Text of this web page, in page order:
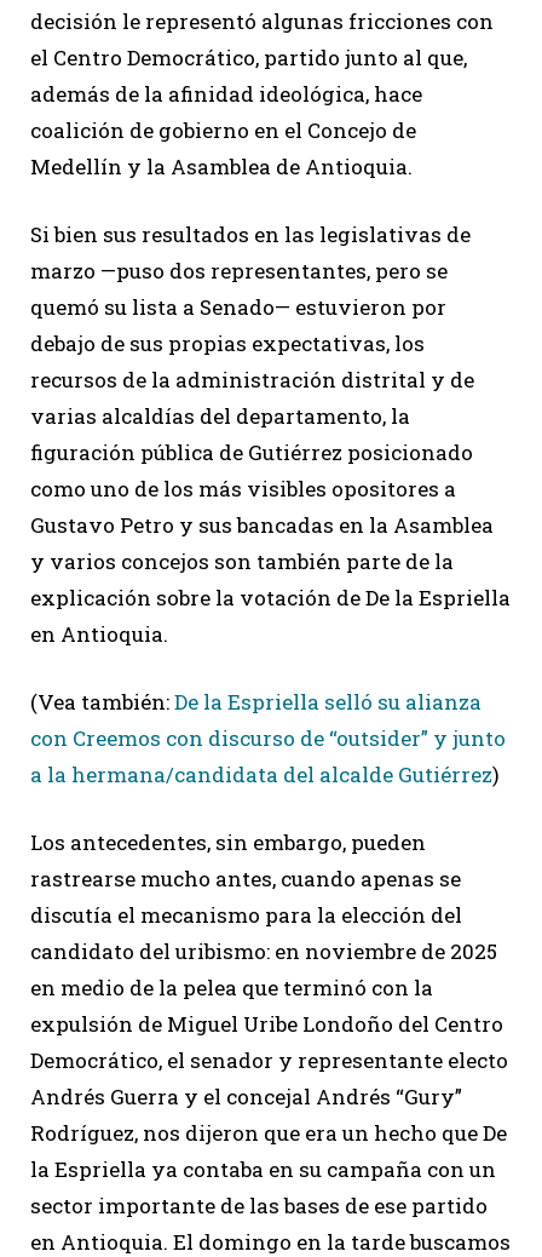
decisión le representó algunas fricciones con
el Centro Democrático, partido junto al que,
además de la afinidad ideológica, hace
coalición de gobierno en el Concejo de
Medellín y la Asamblea de Antioquia.
Si bien sus resultados en las legislativas de
marzo —puso dos representantes, pero se
quemó su lista a Senado— estuvieron por
debajo de sus propias expectativas, los
recursos de la administración distrital y de
varias alcaldías del departamento, la
figuración pública de Gutiérrez posicionado
como uno de los más visibles opositores a
Gustavo Petro y sus bancadas en la Asamblea
y varios concejos son también parte de la
explicación sobre la votación de De la Espriella
en Antioquia.
(Vea también:De la Espriella selló su alianza
con Creemos con discurso de “outsider” y junto
a la hermana/candidata del alcalde Gutiérrez)
Los antecedentes, sin embargo, pueden
rastrearse mucho antes, cuando apenas se
discutía el mecanismo para la elección del
candidato del uribismo: en noviembre de 2025
en medio de la pelea que terminó con la
expulsión de Miguel Uribe Londoño del Centro
Democrático, el senador y representante electo
Andrés Guerra y el concejal Andrés “Gury”
Rodríguez, nos dijeron que era un hecho que De
la Espriella ya contaba en su campaña con un
sector importante de las bases de ese partido
en Antioquia. El domingo en la tarde buscamos